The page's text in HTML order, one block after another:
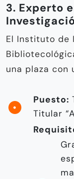
3. Experto
El Instituto de
una plaza con
Puesto:
Titular